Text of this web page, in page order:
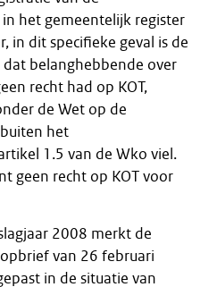
het gemeentelijk register
in dit specifieke geval is de
dat belanghebbende over
recht had op KOT,
de Wet op de
het
1.5 van de Wko viel.
geen recht op KOT voor
2008 merkt de
van 26 februari
in de situatie van